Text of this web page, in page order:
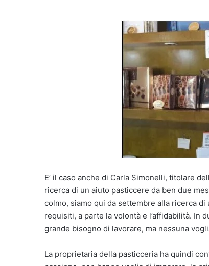
E’ il caso anche di Carla Simonelli, titolare
ricerca di un aiuto pasticcere da ben due
colmo, siamo qui da settembre alla ricerca
requisiti, a parte la volontà e l’affidabilità. In
grande bisogno di lavorare, ma nessuna
La proprietaria della pasticceria ha quindi